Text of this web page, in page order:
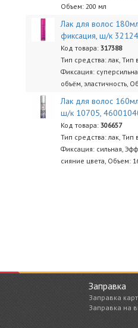
Объем: 200 мл
Лак для волос
фиксация, ш/к
Код товара:317388
Тип средства: лак, Тип
Фиксация:
объём, эластичность,
Лак для волос
ш/к 10705,
Код товара:306657
Тип средства: лак, Тип
Фиксация: сильная,
сияние цвета, Объем:
Заправка
Заправка
Заправка на